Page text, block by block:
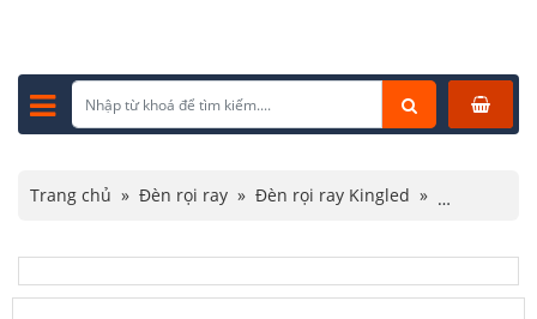
Trang chủ » Đèn rọi ray » Đèn rọi ray Kingled »